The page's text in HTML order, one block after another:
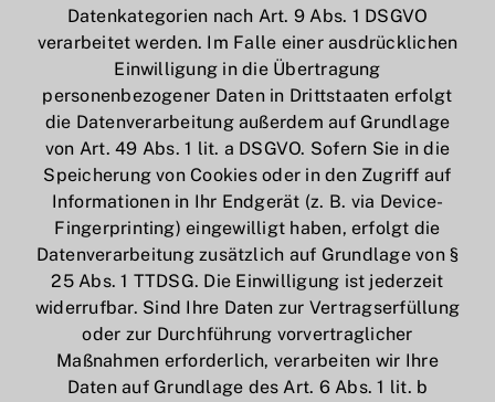
Datenkategorien nach Art. 9 Abs. 1 DSGVO
verarbeitet werden. Im Falle einer ausdrücklichen
Einwilligung in die Übertragung
personenbezogener Daten in Drittstaaten erfolgt
die Datenverarbeitung außerdem auf Grundlage
von Art. 49 Abs. 1 lit. a DSGVO. Sofern Sie in die
Speicherung von Cookies oder in den Zugriff auf
Informationen in Ihr Endgerät (z. B. via Device-
Fingerprinting) eingewilligt haben, erfolgt die
Datenverarbeitung zusätzlich auf Grundlage von §
25 Abs. 1 TTDSG. Die Einwilligung ist jederzeit
widerrufbar. Sind Ihre Daten zur Vertragserfüllung
oder zur Durchführung vorvertraglicher
Maßnahmen erforderlich, verarbeiten wir Ihre
Daten auf Grundlage des Art. 6 Abs. 1 lit. b